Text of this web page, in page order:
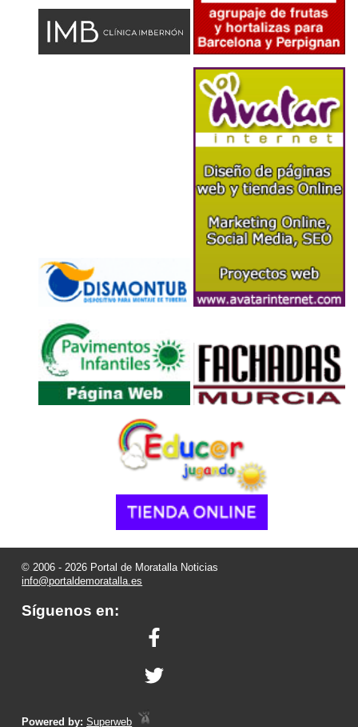
© 2006 - 2026 Portal de Moratalla Noticias
info@portaldemoratalla.es
Síguenos en:
Powered by:Superweb